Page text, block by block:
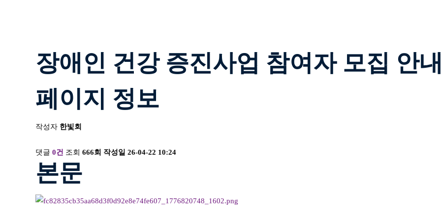
장애인 건강 증진사업 참여자 모집 안내
페이지 정보
작성자 한빛회
댓글 0건 조회 666회 작성일 26-04-22 10:24
본문